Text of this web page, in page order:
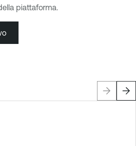
piattaforma.